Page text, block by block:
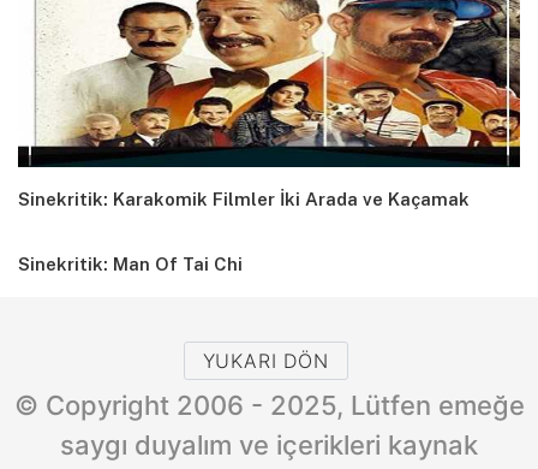
Sinekritik: Karakomik Filmler İki Arada ve Kaçamak
Sinekritik: Man Of Tai Chi
YUKARI DÖN
© Copyright 2006 - 2025, Lütfen emeğe
saygı duyalım ve içerikleri kaynak